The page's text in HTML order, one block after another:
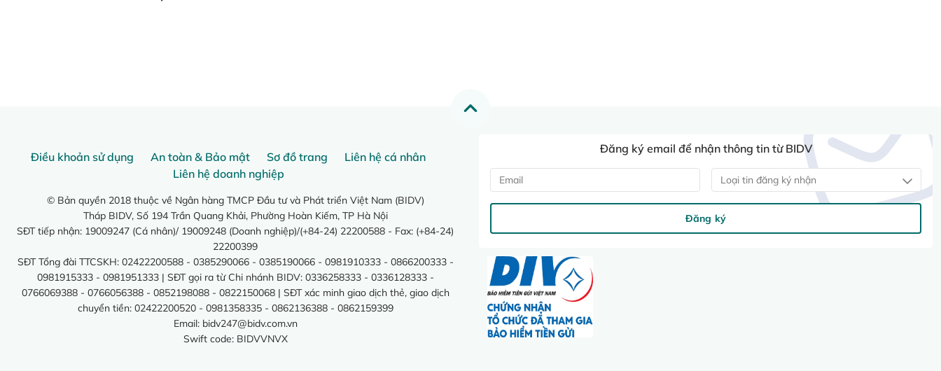
Điều khoản sử dụng An toàn & Bảo mật Sơ đồ trang
Liên hệ cá nhân
Liên hệ doanh nghiệp
© Bản quyền 2018 thuộc về Ngân hàng TMCP Đầu tư và Phát triển Việt Nam (BIDV)
Tháp BIDV, Số 194 Trần Quang Khải, Phường Hoàn Kiếm, TP Hà Nội
SĐT tiếp nhận: 19009247 (Cá nhân)/ 19009248 (Doanh nghiệp)/(+84-24) 22200588 - Fax: (+84-24)
22200399
SĐT Tổng đài TTCSKH: 02422200588 - 0385290066 - 0385190066 - 0981910333 - 0866200333 -
0981915333 - 0981951333 | SĐT gọi ra từ Chi nhánh BIDV: 0336258333 - 0336128333 -
0766069388 - 0766056388 - 0852198088 - 0822150068 | SĐT xác minh giao dịch thẻ, giao dịch
chuyển tiền: 02422200520 - 0981358335 - 0862136388 - 0862159399
Email: bidv247@bidv.com.vn
Swift code: BIDVVNVX
Đăng ký email để nhận thông tin từ BIDV
Loại tin đăng ký nhận
Đăng ký